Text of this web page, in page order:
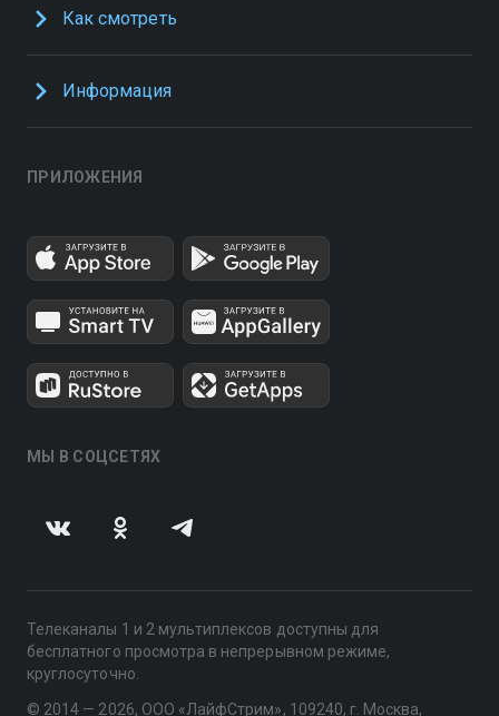
Как смотреть
Информация
ПРИЛОЖЕНИЯ
МЫ В СОЦСЕТЯХ
Телеканалы 1 и 2 мультиплексов доступны для
бесплатного просмотра в непрерывном режиме,
круглосуточно.
© 2014 — 2026, ООО «ЛайфСтрим», 109240, г. Москва,